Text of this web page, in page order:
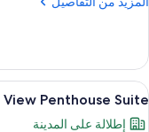
Strip
View
Bellagio
استعراض
جميع
5
Penthouse Suite
إطلالة على المدينة